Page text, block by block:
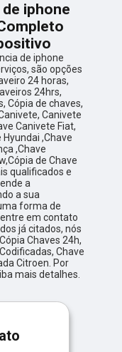
iphone
de iphone
são opções
24 horas,
24hrs,
Cópia de chaves,
Canivete
Canivete Fiat,
,Chave
,Chave
de Chave
qualificados e
a
a sua
forma de
em contato
já citados, nós
Chaves 24h,
Chave
Citroen. Por
mais detalhes.